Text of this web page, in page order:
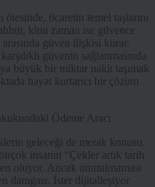
ticaretin temel taşlarını
kimi zaman ise güvence
güven ilişkisi kurar.
güvenin sağlanmasında
büyük bir miktar nakit taşımak
hayat kurtarıcı bir çözüm
geleceği de merak konusu.
insanın “Çekler artık tarih
oluyor. Ancak unutulmaması
damgası. İster dijitalleşiyor